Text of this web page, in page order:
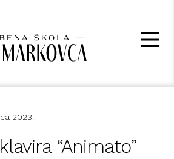
2023.
“Animato”